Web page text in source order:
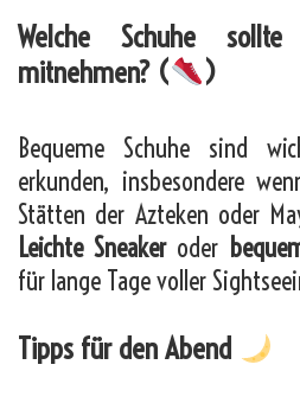
Welche Schuhe
mitnehmen? (
)
Bequeme Schuhe sind
erkunden, insbesondere
Stätten der Azteken oder
Leichte Sneakeroder
für lange Tage voller
Tipps für den Abend